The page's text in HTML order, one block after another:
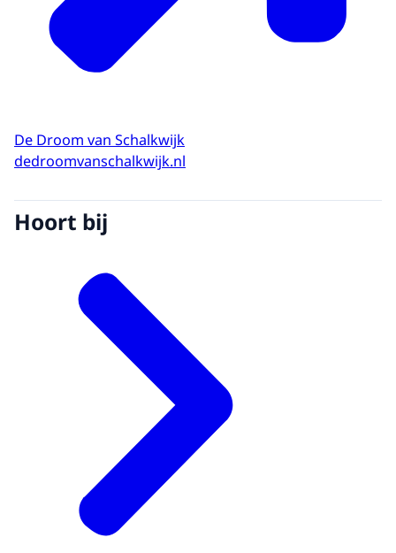
De Droom van Schalkwijk
dedroomvanschalkwijk.nl
Hoort bij